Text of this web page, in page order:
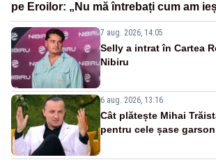
pe Eroilor: „Nu mă întrebați cum am
7 aug. 2026, 14:05
Selly a intrat în Cartea
Nibiru
6 aug. 2026, 13:16
Cât plătește Mihai
pentru cele șase